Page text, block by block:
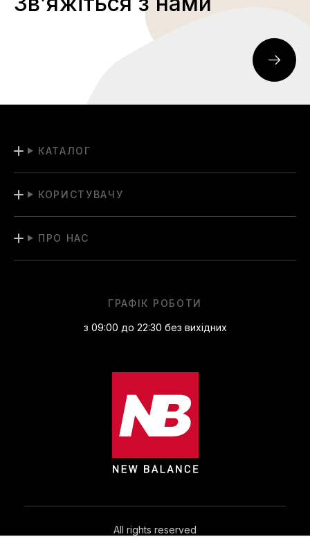
КАТАЛОГ
КОРИСТУВАЧУ
ПРО НАС
ГРАФІК РОБОТИ
з 09:00 до 22:30 без вихідних
All rights reserved